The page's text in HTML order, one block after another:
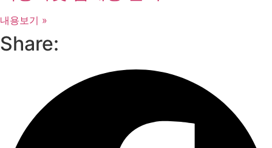
내용보기 »
Share: